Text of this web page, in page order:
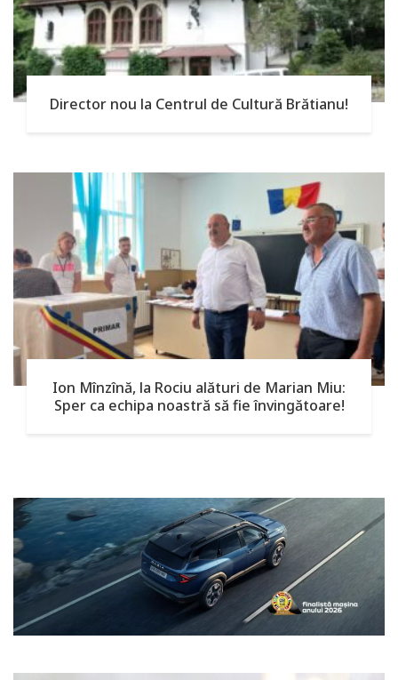
Director nou la Centrul de Cultură Brătianu!
Ion Mînzînă, la Rociu alături de Marian Miu:
Sper ca echipa noastră să fie învingătoare!